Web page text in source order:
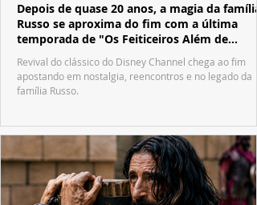
Depois de quase 20 anos, a magia da família
Russo se aproxima do fim com a última
temporada de "Os Feiticeiros Além de
Waverly Place"
Revival do clássico do Disney Channel chega ao fim
apostando em nostalgia, reencontros e no legado da
família Russo.